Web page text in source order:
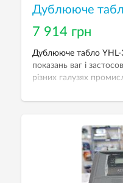
Дублююче
7 914 грн
Дублююче табло YHL-
показань ваг і
різних галузях
комутації: через
вагових індикаторів